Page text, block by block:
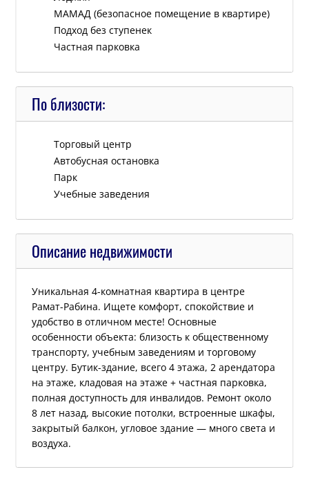
МАМАД (безопасное помещение в квартире)
Подход без ступенек
Частная парковка
По близости:
Tорговый центр
Автобусная остановка
Парк
Учебные заведения
Описание недвижимости
Уникальная 4-комнатная квартира в центре
Рамат-Рабина. Ищете комфорт, спокойствие и
удобство в отличном месте! Основные
особенности объекта: близость к общественному
транспорту, учебным заведениям и торговому
центру. Бутик-здание, всего 4 этажа, 2 арендатора
на этаже, кладовая на этаже + частная парковка,
полная доступность для инвалидов. Ремонт около
8 лет назад, высокие потолки, встроенные шкафы,
закрытый балкон, угловое здание — много света и
воздуха.